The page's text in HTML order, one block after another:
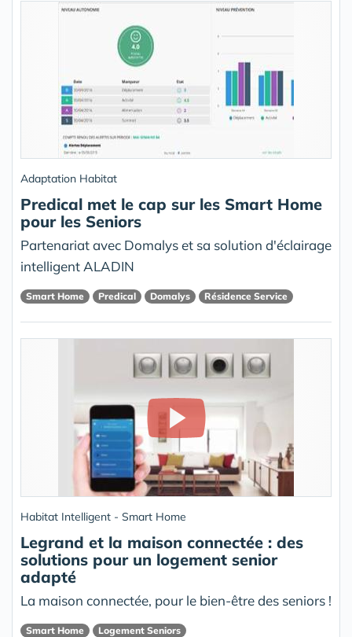
Adaptation Habitat
Predical met le cap sur les Smart Home
pour les Seniors
Partenariat avec Domalys et sa solution d'éclairage
intelligent ALADIN
Smart Home Predical Domalys Résidence Service
Habitat Intelligent - Smart Home
Legrand et la maison connectée : des
solutions pour un logement senior
adapté
La maison connectée, pour le bien-être des seniors !
Smart Home Logement Seniors